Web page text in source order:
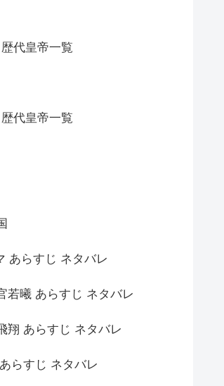
代皇帝一覧
代皇帝一覧
あらすじ ネタバレ
若曦 あらすじ ネタバレ
翔 あらすじ ネタバレ
らすじ ネタバレ